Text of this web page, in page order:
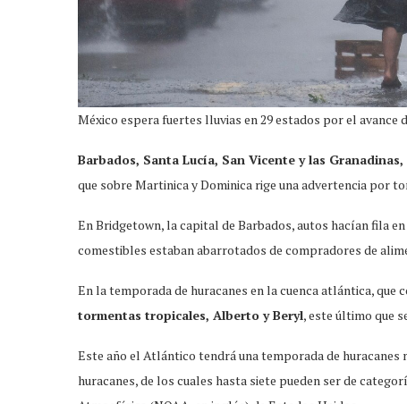
México espera fuertes lluvias en 29 estados por el avance
Barbados, Santa Lucía, San Vicente y las
que sobre Martinica y Dominica rige una advertencia por
En Bridgetown, la capital de Barbados, autos hacían fila
comestibles estaban abarrotados de compradores de
En la temporada de huracanes en la cuenca atlántica, que
tormentas tropicales, Alberto y Beryl, este último que
Este año el Atlántico tendrá una temporada de
huracanes, de los cuales hasta siete pueden ser de